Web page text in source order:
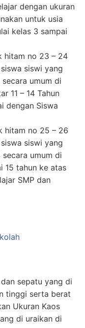
dengan ukuran
untuk usia
kelas 3 sampai
hitam no 23 – 24
siswi yang
umum di
11 – 14 Tahun
dengan Siswa
hitam no 25 – 26
siswi yang
umum di
15 tahun ke atas
SMP dan
sepatu yang di
tinggi serta berat
Ukuran Kaos
di uraikan di